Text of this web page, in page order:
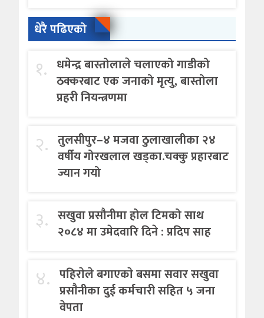
धेरै पढिएको
१. धमेन्द्र बास्तोलाले चलाएको गाडीको
ठक्करबाट एक जनाको मृत्यु, बास्तोला
प्रहरी नियन्त्रणमा
२. तुलसीपुर–४ मजवा ठुलाखालीका २४
वर्षीय गोरखलाल खड्का.चक्कु प्रहारबाट
ज्यान गयो
३. सखुवा प्रसौनीमा होल टिमको साथ
२०८४ मा उमेदवारि दिने : प्रदिप साह
४. पहिराेले बगाएकाे बसमा सवार सखुवा
प्रसाैनीका दुई कर्मचारी सहित ५ जना
वेपता